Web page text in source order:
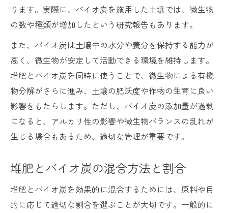
ります。実際に、バイオ炭を施用した土壌では、微生物
の数や種類が増加したという研究報告もあります。
また、バイオ炭は土壌中の水分や養分を保持する能力が
高く、微生物が安定して活動できる環境を維持します。
堆肥とバイオ炭を同時に使うことで、微生物による有機
物分解がさらに進み、土壌の肥沃度や作物の生育に良い
影響をもたらします。ただし、バイオ炭の添加量が過剰
になると、アルカリ性の影響や微生物バランスの乱れが
生じる場合もあるため、適切な管理が重要です。
堆肥とバイオ炭の混合方法と割合
堆肥とバイオ炭を効果的に混合するためには、原料や目
的に応じて適切な割合を選ぶことが大切です。一般的に